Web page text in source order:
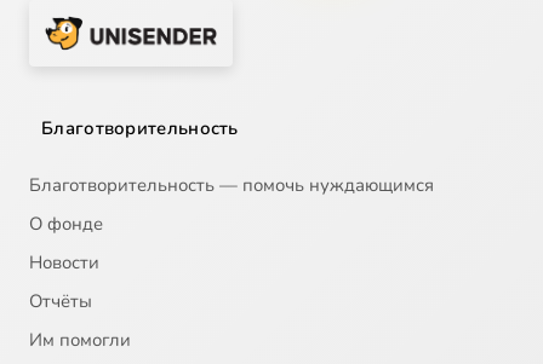
Благотворительность
Благотворительность — помочь нуждающимся
О фонде
Новости
Отчёты
Им помогли